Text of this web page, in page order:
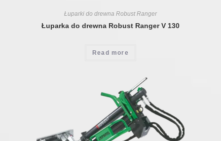
Łuparki do drewna Robust Ranger
Łuparka do drewna Robust Ranger V 130
Read more